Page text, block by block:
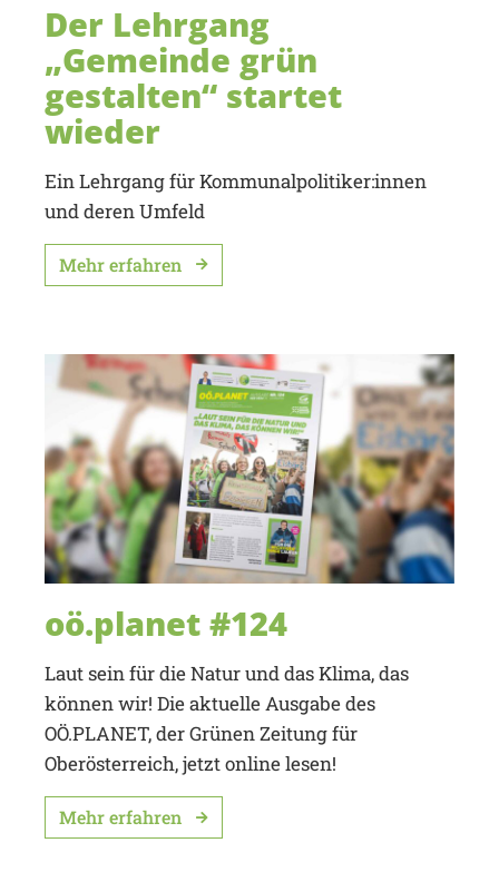
Der Lehrgang
„Gemeinde grün
gestalten“ startet
wieder
Ein Lehrgang für Kommunalpolitiker:innen
und deren Umfeld
Mehr erfahren
oö.planet #124
Laut sein für die Natur und das Klima, das
können wir! Die aktuelle Ausgabe des
OÖ.PLANET, der Grünen Zeitung für
Oberösterreich, jetzt online lesen!
Mehr erfahren